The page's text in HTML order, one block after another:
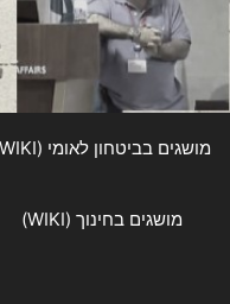
מושגים בביטחון לאומי (WIKI)
מושגים בחינוך (WIKI)